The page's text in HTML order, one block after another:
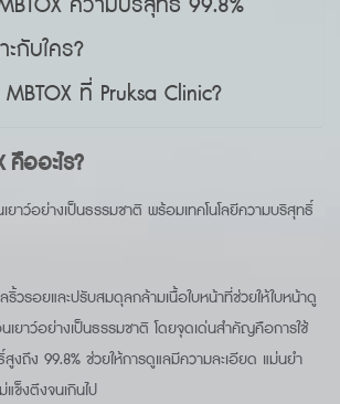
ะกับใคร?
ที่ Pruksa Clinic?
คืออะไร?
ยาว์อย่างเป็นธรรมชาติ พร้อมเทคโนโลยีความบริสุทธิ์
ริ้วรอยและปรับสมดุลกล้ามเนื้อใบหน้าที่ช่วยให้ใบหน้าดู
เยาว์อย่างเป็นธรรมชาติ โดยจุดเด่นสำคัญคือการใช้
งถึง 99.8% ช่วยให้การดูแลมีความละเอียด แม่นยำ
ข็งตึงจนเกินไป